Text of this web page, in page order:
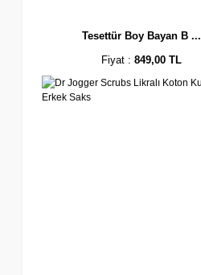
Tesettür Boy Bayan B ...
Fiyat :849,00 TL